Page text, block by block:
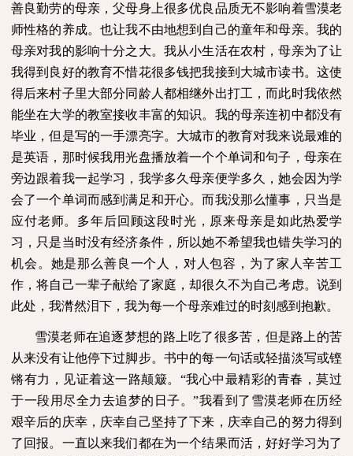
善良勤劳的母亲，父母身上很多优良品质无不影响着雪漠老
师性格的养成。也让我不由地想到自己的童年和母亲。我的
母亲对我的影响十分之大。我从小生活在农村，母亲为了让
我得到良好的教育不惜花很多钱把我接到大城市读书。这使
得后来村子里大部分同龄人都相继外出打工，而此时我依然
能坐在大学的教室接收丰富的知识。我的母亲连初中都没有
毕业，但是写的一手漂亮字。大城市的教育对我来说最难的
是英语，那时候我用光盘播放着一个个单词和句子，母亲在
旁边跟着我一起学习，我学多久母亲便学多久，她会因为学
会了一个单词而感到满足和开心。而我没那么懂事，只当是
应付老师。多年后回顾这段时光，原来母亲是如此热爱学
习，只是当时没有经济条件，所以她不希望我也错失学习的
机会。她是那么善良一个人，对人包容，为了家人辛苦工
作，将自己一辈子献给了家庭，却很久不为自己考虑。说到
此处，我潸然泪下，我为每一个母亲难过的时刻感到抱歉。
雪漠老师在追逐梦想的路上吃了很多苦，但是路上的苦
从来没有让他停下过脚步。书中的每一句话或轻描淡写或铿
锵有力，见证着这一路颠簸。“我心中最精彩的青春，莫过
于一段用尽全力去追梦的日子。”我看到了雪漠老师在历经
艰辛后的庆幸，庆幸自己坚持了下来，庆幸自己的努力得到
了回报。一直以来我们都在为一个结果而活，好好学习为了